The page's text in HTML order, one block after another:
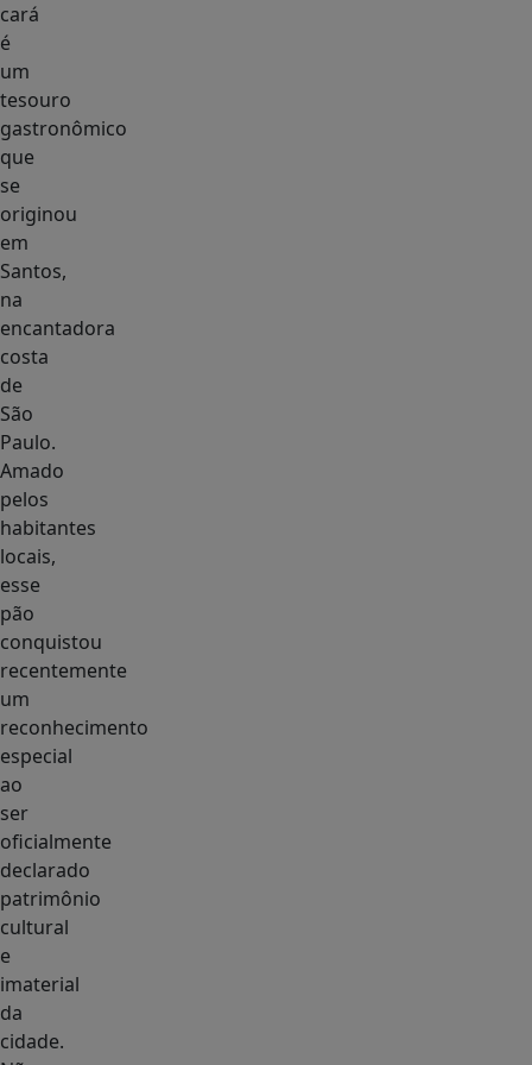
cará
é
um
tesouro
gastronômico
que
se
originou
em
Santos,
na
encantadora
costa
de
São
Paulo.
Amado
pelos
habitantes
locais,
esse
pão
conquistou
recentemente
um
reconhecimento
especial
ao
ser
oficialmente
declarado
patrimônio
cultural
e
imaterial
da
cidade.